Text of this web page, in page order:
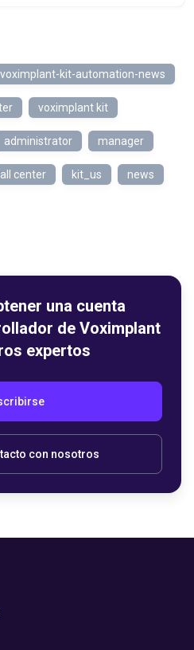
voximplant-kit-automation-news
voximplant kit
administrator manager
center kit_us news
una cuenta
de Voximplant
expertos
con nosotros